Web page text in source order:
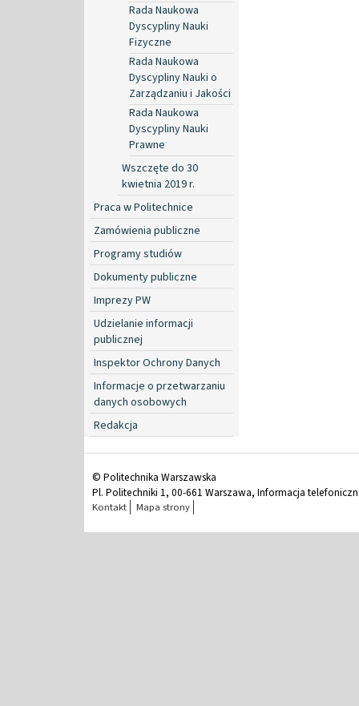
Rada Naukowa
Dyscypliny Nauki
Fizyczne
Rada Naukowa
Dyscypliny Nauki o
Zarządzaniu i Jakości
Rada Naukowa
Dyscypliny Nauki
Prawne
Wszczęte do 30
kwietnia 2019 r.
Praca w Politechnice
Zamówienia publiczne
Programy studiów
Dokumenty publiczne
Imprezy PW
Udzielanie informacji
publicznej
Inspektor Ochrony Danych
Informacje o przetwarzaniu
danych osobowych
Redakcja
© Politechnika Warszawska
Pl. Politechniki 1, 00-661 Warszawa, Informacja
Kontakt Mapa strony